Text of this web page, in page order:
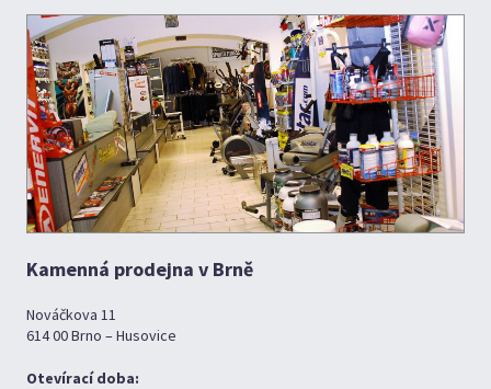
Kamenná prodejna v Brně
Nováčkova 11
614 00 Brno – Husovice
Otevírací doba: